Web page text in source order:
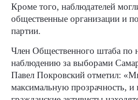
Кроме того, наблюдателей
общественные организации и
партии.
Член Общественного штаба по
наблюдению за выборами
Павел Покровский отметил:
максимальную прозрачность,